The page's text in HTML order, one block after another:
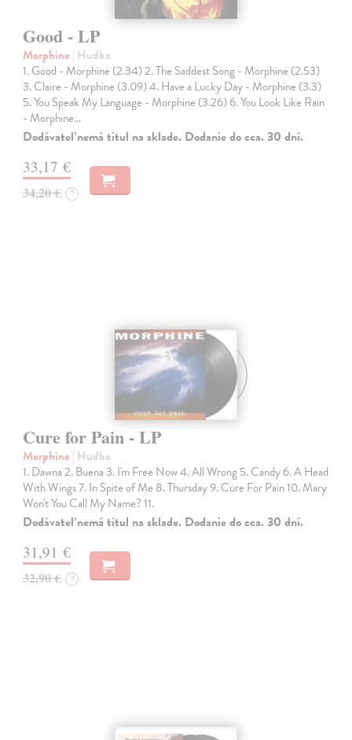
Good - LP
Morphine | Hudba
1. Good - Morphine (2.34) 2. The Saddest Song - Morphine (2.53)
3. Claire - Morphine (3.09) 4. Have a Lucky Day - Morphine (3.3)
5. You Speak My Language - Morphine (3.26) 6. You Look Like Rain
- Morphine…
Dodávateľ nemá titul na sklade. Dodanie do cca. 30 dní.
33,17 €
34,20 € ?
Cure for Pain - LP
Morphine | Hudba
1. Dawna 2. Buena 3. I'm Free Now 4. All Wrong 5. Candy 6. A Head
With Wings 7. In Spite of Me 8. Thursday 9. Cure For Pain 10. Mary
Won't You Call My Name? 11.
Dodávateľ nemá titul na sklade. Dodanie do cca. 30 dní.
31,91 €
32,90 € ?